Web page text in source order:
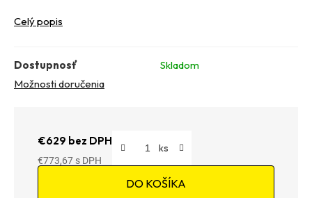
Celý popis
Dostupnosť
Skladom
Možnosti doručenia
€629 bez DPH
€773,67
DO KOŠÍKA